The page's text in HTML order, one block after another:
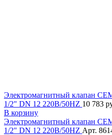
Электромагнитный клапан
1/2" DN 12 220В/50HZ 10 783
В корзину
Электромагнитный клапан
1/2" DN 12 220В/50HZ Арт.